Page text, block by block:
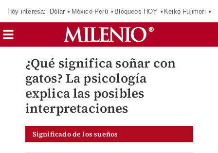
Hoy interesa: Dólar México-Perú Bloqueos HOY Keiko Fujimori
¿Qué significa soñar con
gatos? La psicología
explica las posibles
interpretaciones
Significado de los sueños